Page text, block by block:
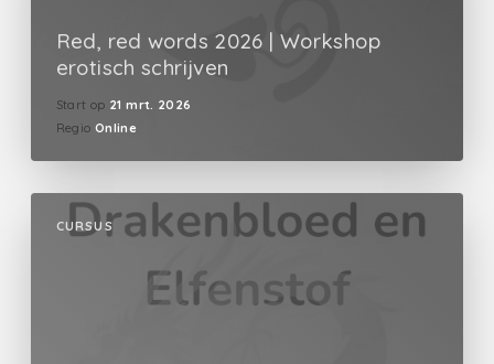
Red, red words 2026 | Workshop
erotisch schrijven
Start op 21 mrt. 2026
Regio Online
CURSUS